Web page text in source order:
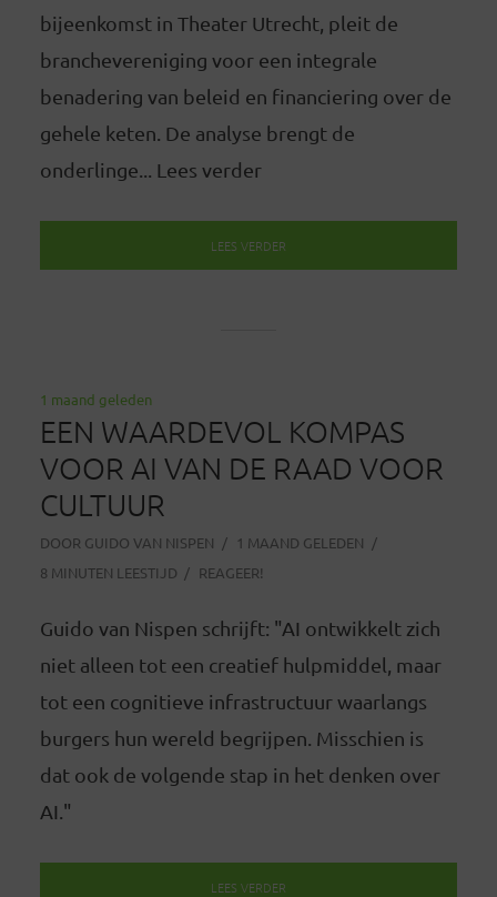
bijeenkomst in Theater Utrecht, pleit de
branchevereniging voor een integrale
benadering van beleid en financiering over de
gehele keten. De analyse brengt de
onderlinge... Lees verder
LEES VERDER
1 maand geleden
EEN WAARDEVOL KOMPAS
VOOR AI VAN DE RAAD VOOR
CULTUUR
DOOR GUIDO VAN NISPEN
1 MAAND GELEDEN
8 MINUTEN LEESTIJD
REAGEER!
Guido van Nispen schrijft: "AI ontwikkelt zich
niet alleen tot een creatief hulpmiddel, maar
tot een cognitieve infrastructuur waarlangs
burgers hun wereld begrijpen. Misschien is
dat ook de volgende stap in het denken over
AI."
LEES VERDER